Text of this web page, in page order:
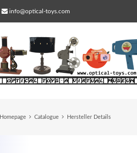
info@optical-toys.com
Homepage Catalogue Hersteller Details